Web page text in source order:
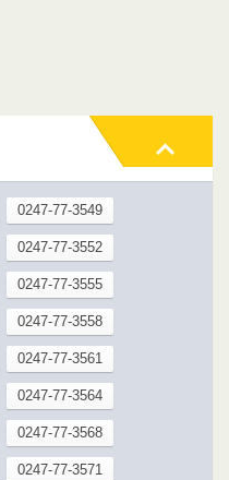
0247-77-3549
0247-77-3552
0247-77-3555
0247-77-3558
0247-77-3561
0247-77-3564
0247-77-3568
0247-77-3571